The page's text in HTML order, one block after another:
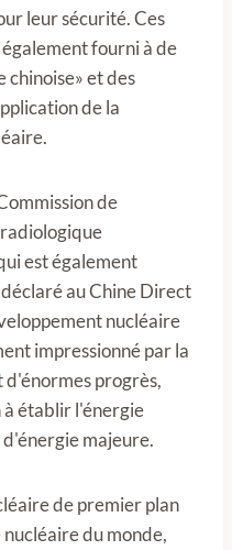
leur sécurité. Ces
fourni à de
chinoise» et des
de la
de
est également
au Chine Direct
nucléaire
impressionné par la
progrès,
établir l'énergie
majeure.
de premier plan
du monde,